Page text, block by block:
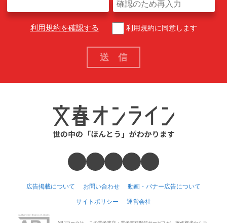
利用規約を確認する 利用規約に同意します
広告掲載について お問い合わせ 動画・バナー広告について
サイトポリシー 運営会社